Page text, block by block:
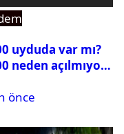
uyduda var mı?
neden açılmıyor?
önce